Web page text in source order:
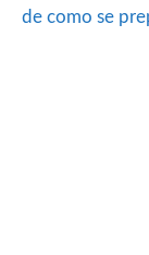
de como se